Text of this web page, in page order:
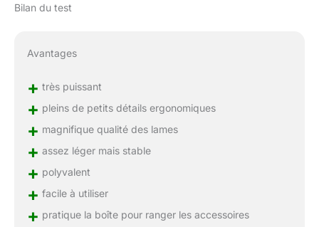
faciles et les friandises
sucrées.
Bilan du test
Avantages
+ très puissant
+ pleins de petits détails ergonomiques
+ magnifique qualité des lames
+ assez léger mais stable
+ polyvalent
+ facile à utiliser
+ pratique la boîte pour ranger les accessoires